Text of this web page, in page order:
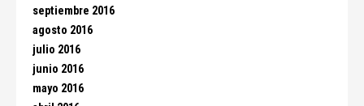
septiembre 2016
agosto 2016
julio 2016
junio 2016
mayo 2016